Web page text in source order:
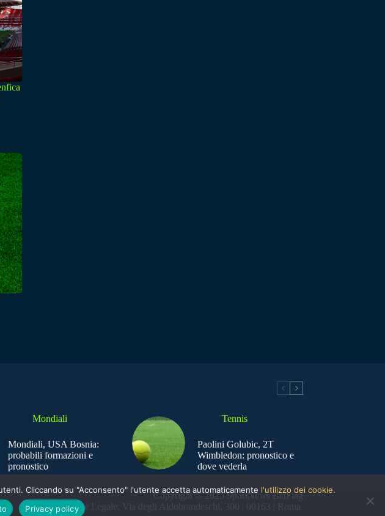
Mondiali
Mondiali, USA Bosnia:
probabili formazioni e
pronostico
Tennis
Paolini Golubic, 2T
Wimbledon: pronostico e
dove vederla
Copyright © 2025 SportNews BetFlag
Sede Legale: Via degli Aldobrandeschi, 300 | 00163 | Roma
Cliccando su "Acconsento" l'utente accetta automaticamente l'utilizzo dei cookie.
Privacy policy